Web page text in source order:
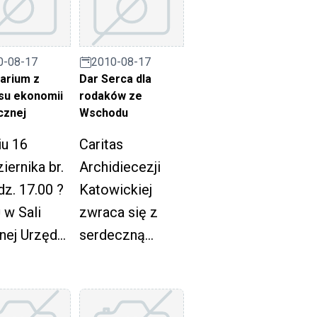
2007-
załatwiane są w
Referacie Spraw
Społecznych
Wydziału
Zdrowia i Spraw
Urzędu Miasta
Ruda Śląska,
pokój 127.
08-17
z
ekonomii
16
br.
17.00 ?
w Sali
Urzędu
II 6
2010-08-17
Dar Serca dla
rodaków ze
Wschodu
Caritas
Archidiecezji
Katowickiej
zwraca się z
serdeczną
miasta o